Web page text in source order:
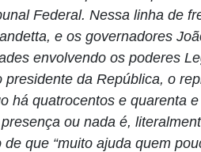
Federal. Nessa linha de
e os governadores
envolvendo os poderes
da República, o
há quatrocentos e quarenta
ou nada é,
que “muito ajuda quem